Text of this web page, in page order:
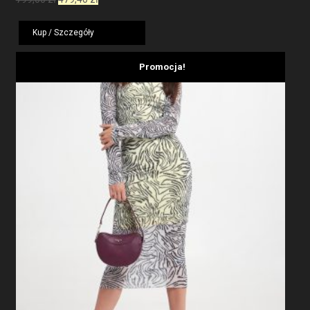
wynosiła:
Kup / Szczegóły
Promocja!